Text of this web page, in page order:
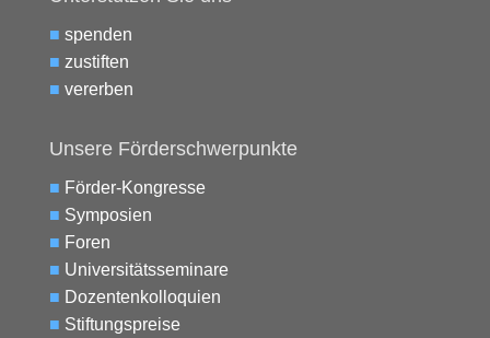
■ spenden
■ zustiften
■ vererben
Unsere Förderschwerpunkte
■ Förder-Kongresse
■ Symposien
■ Foren
■ Universitätsseminare
■ Dozentenkolloquien
■ Stiftungspreise